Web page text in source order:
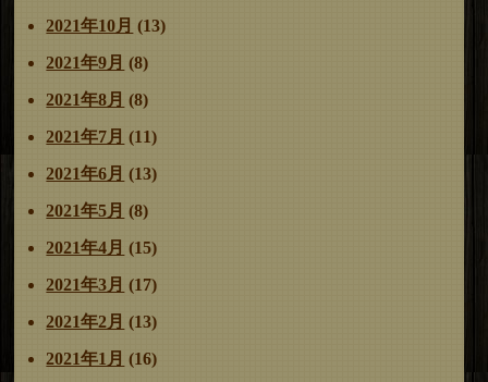
2021年10月 (13)
2021年9月 (8)
2021年8月 (8)
2021年7月 (11)
2021年6月 (13)
2021年5月 (8)
2021年4月 (15)
2021年3月 (17)
2021年2月 (13)
2021年1月 (16)